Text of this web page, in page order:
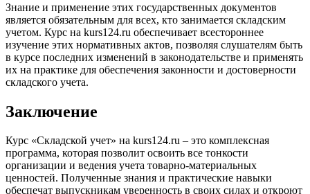
Знание и применение этих государственных документов
является обязательным для всех, кто занимается складским
учетом. Курс на kurs124.ru обеспечивает всестороннее
изучение этих нормативных актов, позволяя слушателям быть
в курсе последних изменений в законодательстве и применять
их на практике для обеспечения законности и достоверности
складского учета.
Заключение
Курс «Складской учет» на kurs124.ru – это комплексная
программа, которая позволит освоить все тонкости
организации и ведения учета товарно-материальных
ценностей. Полученные знания и практические навыки
обеспечат выпускникам уверенность в своих силах и откроют